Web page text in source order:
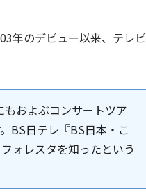
年のデビュー以来、テレビ
およぶコンサートツア
BS日テレ『BS日本・こ
ォレスタを知ったという